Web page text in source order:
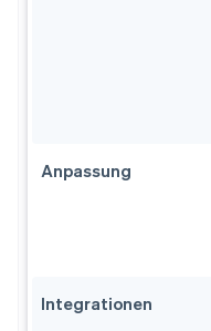
Anpassung
Integrationen